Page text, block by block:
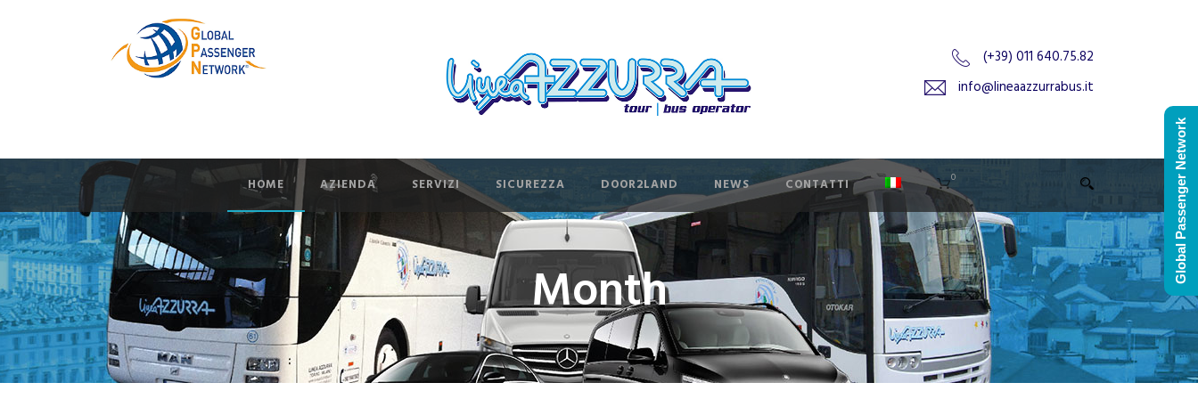
(+39) 011 640.75.82
info@lineaazzurrabus.it
HOME AZIENDA SERVIZI SICUREZZA DOOR2LAND NEWS CONTATTI 0
Month
Global Passenger Network